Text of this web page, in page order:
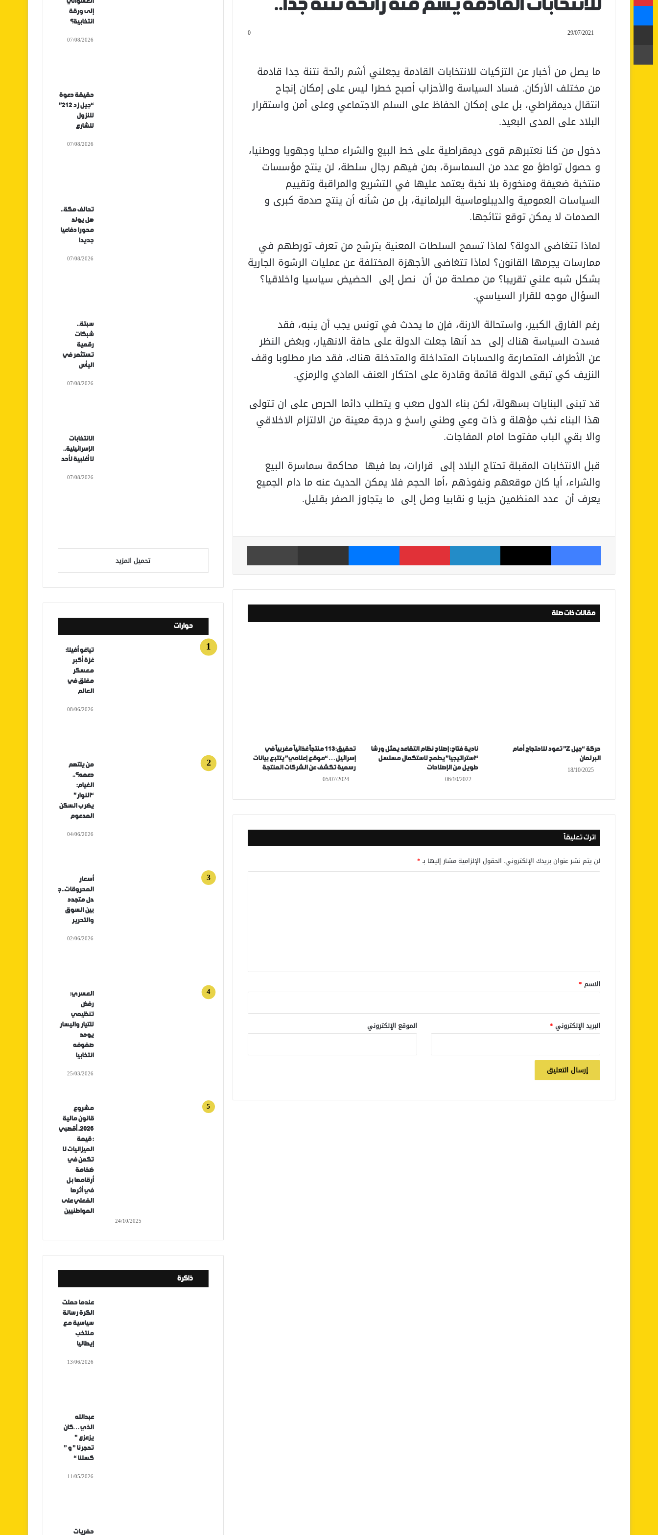
للانتخابات القادمة يشم منه رائحة نتنة جدا..
29/07/2021
0
ما يصل من أخبار عن التزكيات للانتخابات القادمة يجعلني أشم رائحة نتنة جدا قادمة
من مختلف الأركان. فساد السياسة والأحزاب أصبح خطرا ليس على إمكان إنجاح
انتقال ديمقراطي، بل على إمكان الحفاظ على السلم الاجتماعي وعلى أمن واستقرار
البلاد على المدى البعيد.
دخول من كنا نعتبرهم قوى ديمقراطية على خط البيع والشراء محليا وجهويا ووطنيا،
و حصول تواطؤ مع عدد من السماسرة، بمن فيهم رجال سلطة، لن ينتج مؤسسات
منتخبة ضعيفة ومنخورة بلا نخبة يعتمد عليها في التشريع والمراقبة وتقييم
السياسات العمومية والديبلوماسية البرلمانية، بل من شأنه أن ينتج صدمة كبرى و
الصدمات لا يمكن توقع نتائجها.
لماذا تتغاضى الدولة؟ لماذا تسمح السلطات المعنية بترشح من تعرف تورطهم في
ممارسات يجرمها القانون؟ لماذا تتغاضى الأجهزة المختلفة عن عمليات الرشوة الجارية
بشكل شبه علني تقريبا؟ من مصلحة من أن نصل إلى الحضيض سياسيا واخلاقيا؟
السؤال موجه للقرار السياسي.
رغم الفارق الكبير، واستحالة الارنة، فإن ما يحدث في تونس يجب أن ينبه، فقد
فسدت السياسة هناك إلى حد أنها جعلت الدولة على حافة الانهيار، وبغض النظر
عن الأطراف المتصارعة والحسابات المتداخلة والمتدخلة هناك، فقد صار مطلوبا وقف
النزيف كي تبقى الدولة قائمة وقادرة على احتكار العنف المادي والرمزي.
قد تبنى البنايات بسهولة، لكن بناء الدول صعب و يتطلب دائما الحرص على ان تتولى
هذا البناء نخب مؤهلة و ذات وعي وطني راسخ و درجة معينة من الالتزام الاخلاقي
والا بقي الباب مفتوحا امام المفاجات.
قبل الانتخابات المقبلة تحتاج البلاد إلى قرارات، بما فيها محاكمة سماسرة البيع
والشراء، أيا كان موقعهم ونفوذهم ،أما الحجم فلا يمكن الحديث عنه ما دام الجميع
يعرف أن عدد المنظمين حزبيا و نقابيا وصل إلى ما يتجاوز الصفر بقليل.
فيسبوك ‫X لينكدإن بينتيريست ماسنجر مشاركة عبر البريد
مقالات ذات صلة
حركة “جيل Z” تعود للاحتجاج أمام
البرلمان
18/10/2025
نادية فتاح: إصلاح نظام التقاعد يمثل ورشا
“استراتيجيا” يطمح لاستكمال مسلسل
طويل من الإصلاحات
06/10/2022
تحقيق:113 منتجاً غذائياً مغربياً في
إسرائيل… “موقع إعلامي” يتتبع بيانات
رسمية تكشف عن الشركات المنتجة
05/07/2024
اترك تعليقاً
لن يتم نشر عنوان بريدك الإلكتروني. الحقول الإلزامية مشار إليها بـ*
*
الاسم *
البريد الإلكتروني * الموقع الإلكتروني
إلى ورقة
انتخابية؟
07/08/2026
حقيقة دعوة
“جيل زد 212”
للنزول
للشارع
07/08/2026
تحالف مكة..
هل يولد
محورا دفاعيا
جديدا
07/08/2026
سبتة..
شبكات
رقمية
تستثمر في
اليأس
07/08/2026
الانتخابات
الإسرائيلية..
لا أغلبية لأحد
07/08/2026
تحميل المزيد
حوارات
تياغو أفيلا:
غزة أكبر
معسكر
مغلق في
العالم
08/06/2026
من يلتهم
دعمه؟..
الغيام:
“النوار”
يضرب السكن
المدعوم
04/06/2026
أسعار
المحروقات..ج
دل متجدد
بين السوق
والتحرير
02/06/2026
العسري:
رفض
تنظيمي
للتيار واليسار
يوحد
صفوفه
انتخابيا
25/03/2026
مشروع
قانون مالية
2026..أقصبي
: قيمة
الميزانيات لا
تكمن في
ضخامة
أرقامها بل
في أثرها
الفعلي على
المواطنيين
24/10/2025
ذاكرة
عندما حملت
الكرة رسالة
سياسية مع
منتخب
إيطاليا
13/06/2026
عبدالله
الذي…كان
يزعزع ”
تحجرنا ” و ”
كسلنا “
11/05/2026
حفريات